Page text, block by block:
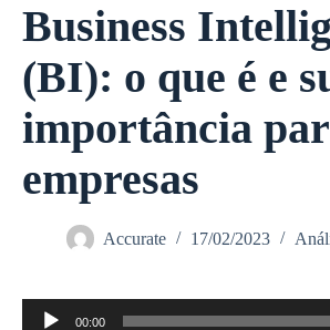
Business
(BI): o que é e
importância
empresas
Accurate 17/02/2023
Tocador
00:00